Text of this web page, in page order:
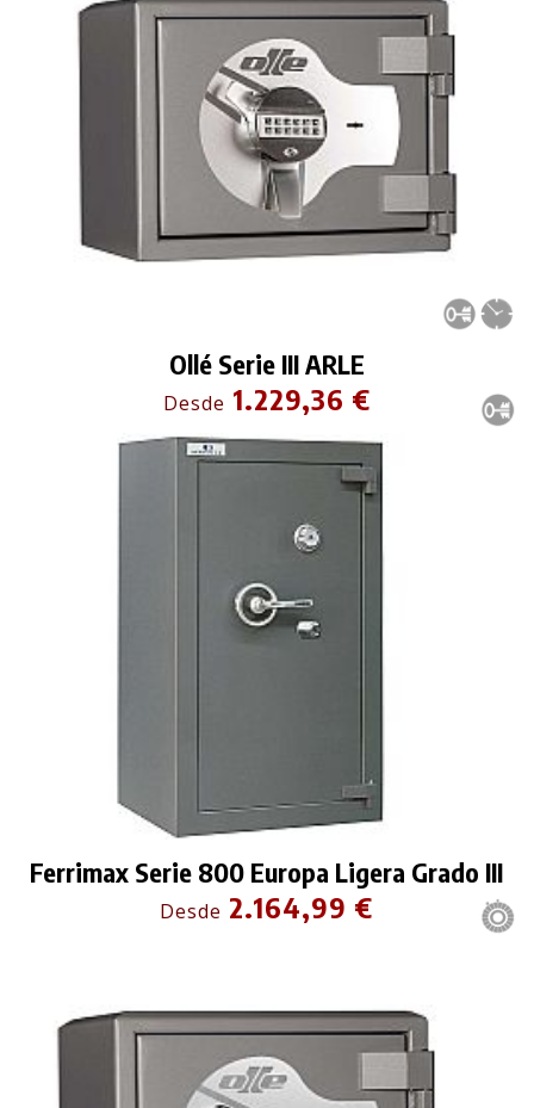
Ollé Serie III ARLE
Desde 1.229,36 €
Ferrimax Serie 800 Europa Ligera Grado III
Desde 2.164,99 €